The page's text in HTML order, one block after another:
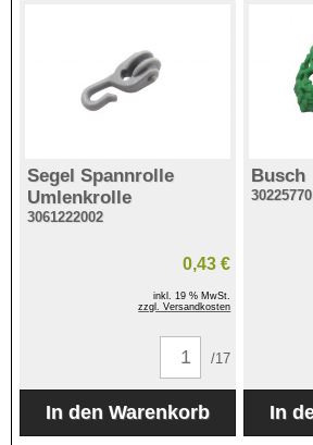
Segel Spannrolle
Umlenkrolle
3061222002
0,43 €
inkl. 19 % MwSt.
zzgl. Versandkosten
/17
Busch
30225770